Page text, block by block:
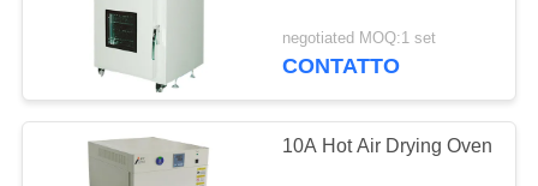
Macchina di prova
di durevolezza
negotiated MOQ:1 set
CONTATTO
10A Hot Air Drying Oven